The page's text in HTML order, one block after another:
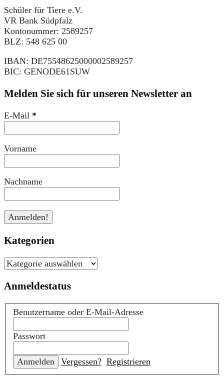
Schüler für Tiere e.V.
VR Bank Südpfalz
Kontonummer: 2589257
BLZ: 548 625 00
IBAN: DE75548625000002589257
BIC: GENODE61SUW
Melden Sie sich für unseren Newsletter an
E-Mail *
Vorname
Nachname
Kategorien
Kategorien
Anmeldestatus
Benutzername oder E-Mail-Adresse
Passwort
Vergessen? Registrieren